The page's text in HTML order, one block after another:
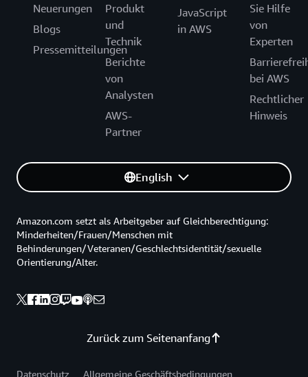
Neuerungen
Blogs
Pressemitteilungen
Produkt
und
Technik
Berichte
von
Analysten
AWS-
Partner
JavaScript
in AWS
Sie Hilfe
von
Experten
bei AWS
Rechtlicher
Hinweis
English
Zurück zum Seitenanfang
Amazon.com setzt als Arbeitgeber auf Gleichberechtigung:
Minderheiten/Frauen/Menschen mit
Behinderungen/Veteranen/Geschlechtsidentität/sexuelle
Orientierung/Alter.
Datenschutz Allgemeine Geschäftsbedingungen